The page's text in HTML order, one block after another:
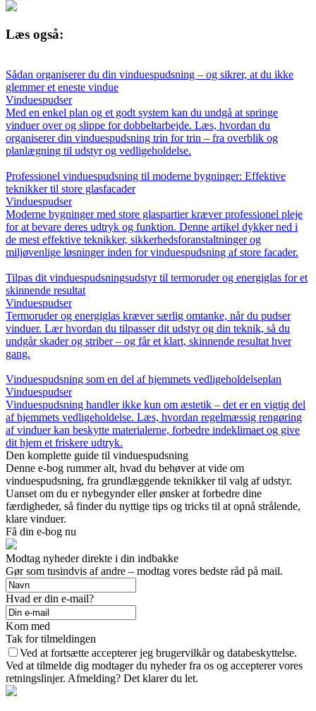
Læs også:
Sådan organiserer du din vinduespudsning – og sikrer, at du ikke
glemmer et eneste vindue
Vinduespudser
Med en enkel plan og et godt system kan du undgå at springe
vinduer over og slippe for dobbeltarbejde. Læs, hvordan du
organiserer din vinduespudsning trin for trin – fra overblik og
planlægning til udstyr og vedligeholdelse.
Professionel vinduespudsning til moderne bygninger: Effektive
teknikker til store glasfacader
Vinduespudser
Moderne bygninger med store glaspartier kræver professionel pleje
for at bevare deres udtryk og funktion. Denne artikel dykker ned i
de mest effektive teknikker, sikkerhedsforanstaltninger og
miljøvenlige løsninger inden for vinduespudsning af store facader.
Tilpas dit vinduespudsningsudstyr til termoruder og energiglas for et
skinnende resultat
Vinduespudser
Termoruder og energiglas kræver særlig omtanke, når du pudser
vinduer. Lær hvordan du tilpasser dit udstyr og din teknik, så du
undgår skader og striber – og får et klart, skinnende resultat hver
gang.
Vinduespudsning som en del af hjemmets vedligeholdelseplan
Vinduespudser
Vinduespudsning handler ikke kun om æstetik – det er en vigtig del
af hjemmets vedligeholdelse. Læs, hvordan regelmæssig rengøring
af vinduer kan beskytte materialerne, forbedre indeklimaet og give
dit hjem et friskere udtryk.
Den komplette guide til vinduespudsning
Denne e-bog rummer alt, hvad du behøver at vide om
vinduespudsning, fra grundlæggende teknikker til valg af udstyr.
Uanset om du er nybegynder eller ønsker at forbedre dine
færdigheder, så finder du nyttige tips og tricks til at opnå strålende,
klare vinduer.
Få din e-bog nu
Modtag nyheder direkte i din indbakke
Gør som tusindvis af andre – modtag vores bedste råd på mail.
Hvad er din e-mail?
Kom med
Tak for tilmeldingen
Ved at fortsætte accepterer jeg brugervilkår og databeskyttelse.
Ved at tilmelde dig modtager du nyheder fra os og accepterer vores
retningslinjer. Afmelding? Det klarer du let.